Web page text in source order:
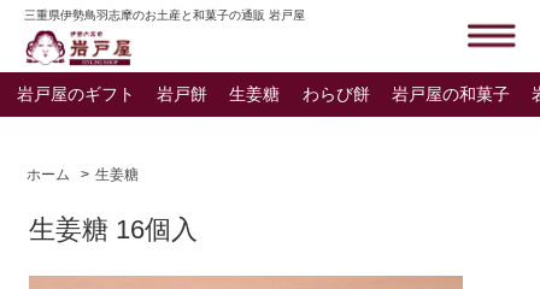
三重県伊勢鳥羽志摩のお土産と和菓子の通販 岩戸屋
岩戸屋のギフト 岩戸餅 生姜糖 わらび餅 岩戸屋の和菓子
ホーム > 生姜糖
生姜糖 16個入